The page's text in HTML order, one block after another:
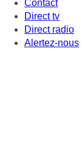
Contact
Direct tv
Direct radio
Alertez-nous